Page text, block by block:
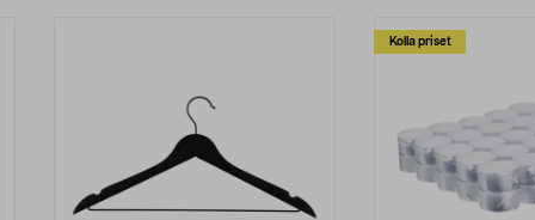
Kolla priset